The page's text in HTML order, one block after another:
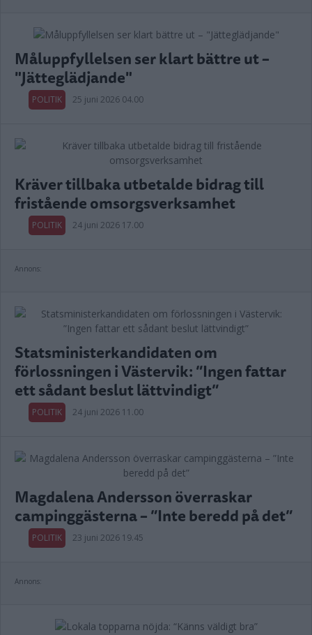
Måluppfyllelsen ser klart bättre ut –
"Jätteglädjande"
POLITIK 25 juni 2026 04.00
Kräver tillbaka utbetalde bidrag till
fristående omsorgsverksamhet
POLITIK 24 juni 2026 17.00
Annons:
Statsministerkandidaten om
förlossningen i Västervik: ”Ingen fattar
ett sådant beslut lättvindigt”
POLITIK 24 juni 2026 11.00
Magdalena Andersson överraskar
campinggästerna – ”Inte beredd på det”
POLITIK 23 juni 2026 19.45
Annons: